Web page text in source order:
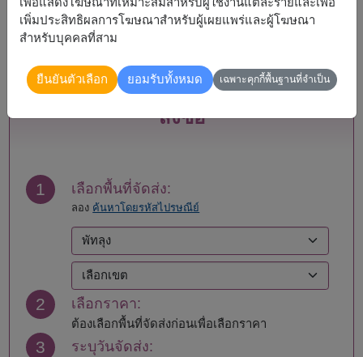
กาฬสินธุ์
กำแพงเพชร
จันทบุรี
ฉะเชิงเทรา
เชียงราย
เชียงใหม่
ตรัง
ตราด
ตาก
นครนายก
นครปฐม
นครพนม
นครราชสีมา
นครศรีธรรมราช
มุกดาหาร
ร้อยเอ็ด
ระนอง
สกลนคร
สมุทรสาคร
สั่งซื้อ
1 เลือกพื้นที่จัดส่ง:
ลอง ค้นหาโดยรหัสไปรษณีย์
2 เลือกราคา:
ต้องเลือกพื้นที่จัดส่งก่อนเพื่อเลือกราคา
3 ระบุวันจัดส่ง:
เพิ่มประสิทธิผลการโฆษณาสำหรับผู้เผยแพร่และผู้โฆษณา
สำหรับบุคคลที่สาม
ยืนยันตัวเลือก ยอมรับทั้งหมด เฉพาะคุกกี้พื้นฐานที่จำเป็น